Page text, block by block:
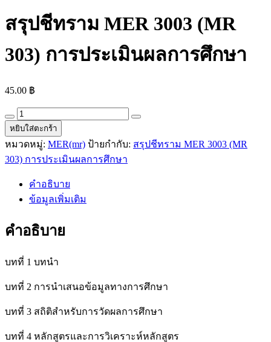
สรุปชีทราม MER 3003 (MR
303) การประเมินผลการศึกษา
45.00 ฿
สรุป
ชีท
ราม
MER
(MR
303)
การ
ผล
ศึกษา
หยิบใส่ตะกร้า
หมวดหมู่: MER(mr) ป้ายกำกับ: สรุปชีทราม MER 3003 (MR
303) การประเมินผลการศึกษา
คำอธิบาย
ข้อมูลเพิ่มเติม
คำอธิบาย
บทที่ 1 บทนำ
บทที่ 2 การนำเสนอข้อมูลทางการศึกษา
บทที่ 3 สถิติสำหรับการวัดผลการศึกษา
บทที่ 4 หลักสูตรและการวิเคราะห์หลักสูตร